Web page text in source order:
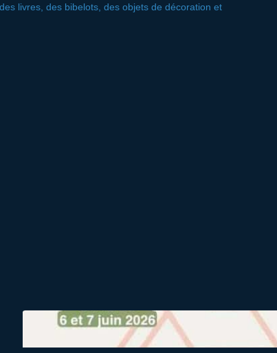
livres, des bibelots, des objets de décoration et